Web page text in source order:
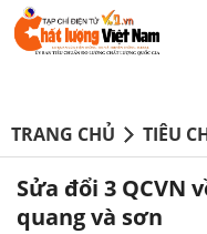
TRANG CHỦ TIÊU
Sửa đổi 3 QCVN
quang và sơn